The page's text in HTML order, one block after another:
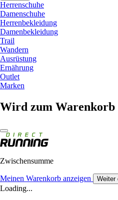
Herrenschuhe
Damenschuhe
Herrenbekleidung
Damenbekleidung
Trail
Wandern
Ausrüstung
Ernährung
Outlet
Marken
Wird zum Warenkorb
Zwischensumme
Meinen Warenkorb anzeigen Weiter
Loading...